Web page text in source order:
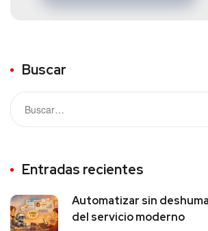
Buscar
Entradas recientes
Automatizar sin
del servicio moderno